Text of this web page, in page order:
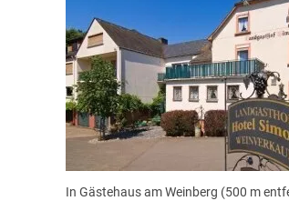
In Gästehaus am Weinberg (500 m